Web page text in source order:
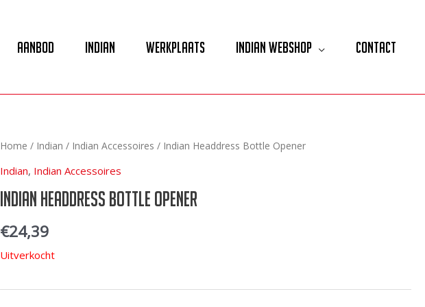
Aanbod Indian Werkplaats Indian Webshop Contact
Home / Indian / Indian Accessoires / Indian Headdress Bottle Opener
Indian, Indian Accessoires
Indian Headdress Bottle Opener
€24,39
Uitverkocht